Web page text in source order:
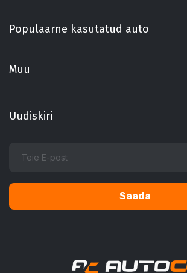
Populaarne kasutatud auto
Muu
Uudiskiri